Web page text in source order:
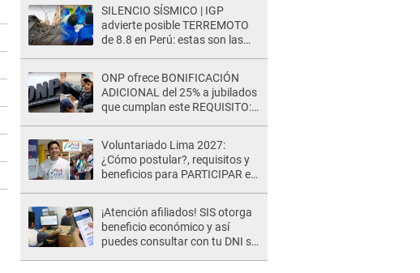
SILENCIO SÍSMICO | IGP
advierte posible TERREMOTO
de 8.8 en Perú: estas son las
ONP ofrece BONIFICACIÓN
ADICIONAL del 25% a jubilados
que cumplan este REQUISITO:
Voluntariado Lima 2027:
¿Cómo postular?, requisitos y
beneficios para PARTICIPAR en
¡Atención afiliados! SIS otorga
beneficio económico y así
puedes consultar con tu DNI si